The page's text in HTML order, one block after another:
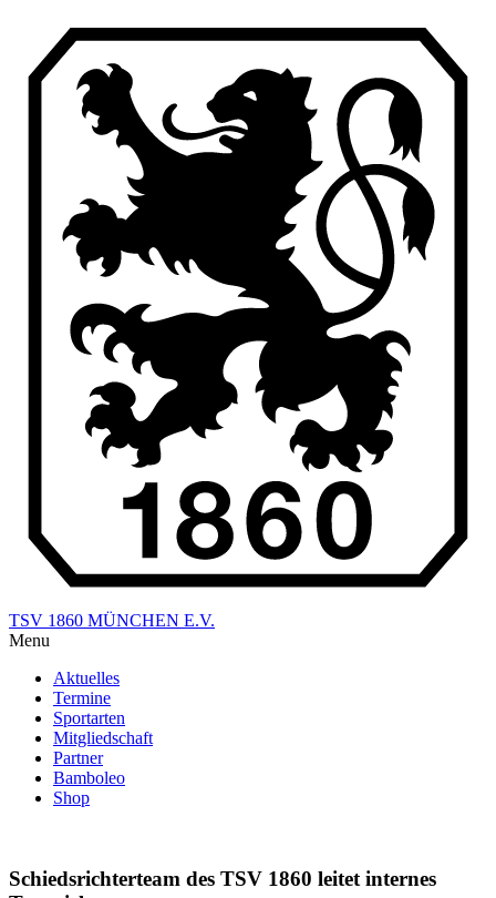
TSV 1860 MÜNCHEN E.V.
Menu
Aktuelles
Termine
Sportarten
Mitgliedschaft
Partner
Bamboleo
Shop
Schiedsrichterteam des TSV 1860 leitet internes